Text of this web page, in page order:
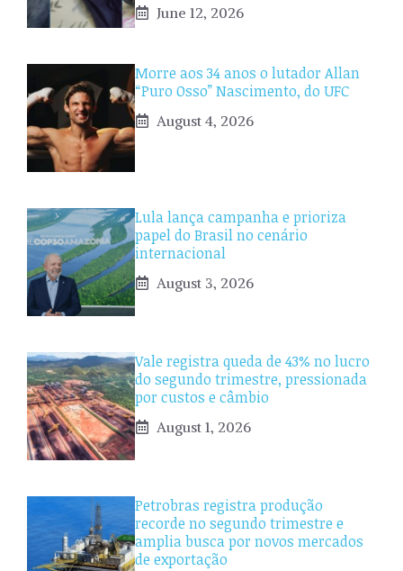
June 12, 2026
Morre aos 34 anos o lutador Allan
“Puro Osso” Nascimento, do UFC
August 4, 2026
Lula lança campanha e prioriza
papel do Brasil no cenário
internacional
August 3, 2026
Vale registra queda de 43% no lucro
do segundo trimestre, pressionada
por custos e câmbio
August 1, 2026
Petrobras registra produção
recorde no segundo trimestre e
amplia busca por novos mercados
de exportação